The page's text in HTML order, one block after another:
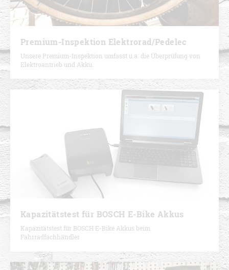
Premium-Inspektion Elektrorad/Pedelec
Unsere Premium-Inspektion umfasst u.a. die Überprüfung von
Elektroantrieb und Akku.
Kapazitätstest für BOSCH E-Bike Akkus
Kapazitätstest für BOSCH E-Bike Akkus beim
Fahrradfachhändler